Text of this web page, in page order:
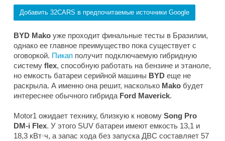
Добавить 32CARS в предпочитаемые источники Google
BYD Mako уже проходит финальные тесты в Бразилии,
однако ее главное преимущество пока существует с
оговоркой. Пикап получит подключаемую гибридную
систему flex, способную работать на бензине и этаноле,
но емкость батареи серийной машины BYD еще не
раскрыла. А именно она решит, насколько Mako будет
интереснее обычного гибрида Ford Maverick.
Motor1 ожидает технику, близкую к новому Song Pro
DM-i Flex. У этого SUV батареи имеют емкость 13,1 и
18,3 кВт·ч, а запас хода без запуска ДВС составляет 57